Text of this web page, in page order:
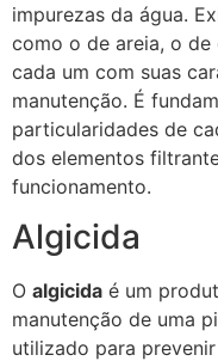
impurezas da água.
como o de areia, o
cada um com suas
manutenção. É
particularidades de
dos elementos
funcionamento.
Algicida
O algicida é um
manutenção de uma
utilizado para